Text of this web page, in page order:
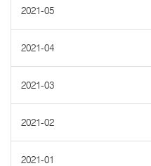
2021-05
2021-04
2021-03
2021-02
2021-01